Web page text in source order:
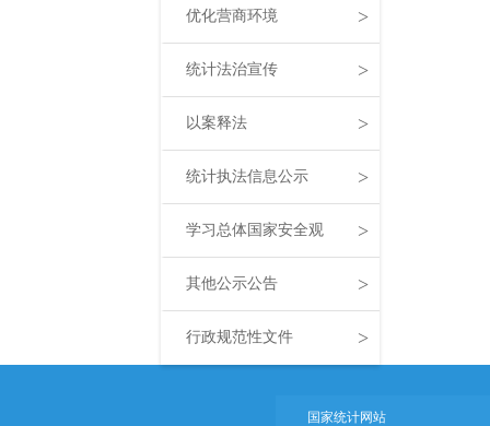
优化营商环境 >
统计法治宣传 >
以案释法 >
统计执法信息公示 >
学习总体国家安全观 >
其他公示公告 >
行政规范性文件 >
国家统计网站